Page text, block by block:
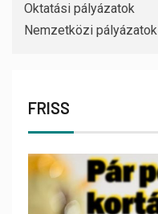
Oktatási pályázatok
Nemzetközi pályázatok
FRISS